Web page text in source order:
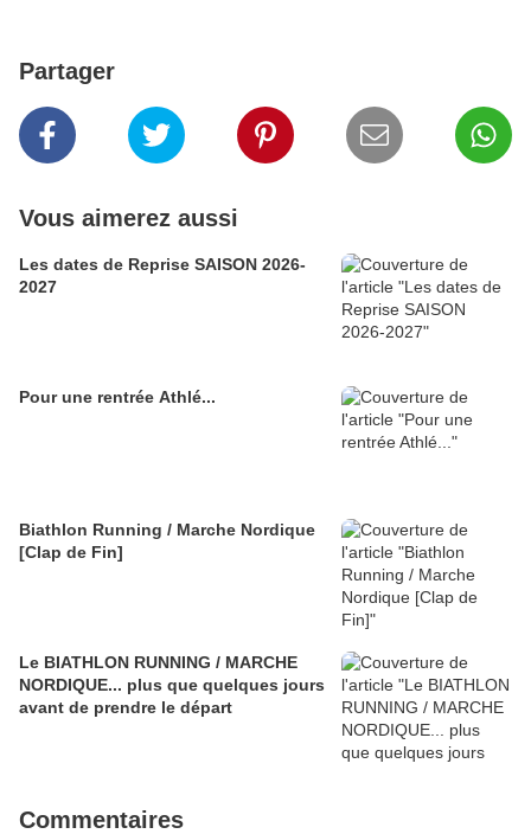
Partager
Vous aimerez aussi
Les dates de Reprise SAISON 2026-
2027
Pour une rentrée Athlé...
Biathlon Running / Marche Nordique
[Clap de Fin]
Le BIATHLON RUNNING / MARCHE
NORDIQUE... plus que quelques jours
avant de prendre le départ
Commentaires